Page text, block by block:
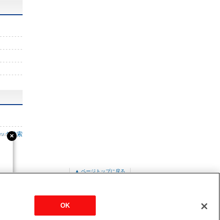
ク検索
▲ ページトップに戻る
MPU-P112HA3
OK